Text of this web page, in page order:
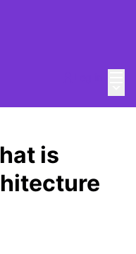
is